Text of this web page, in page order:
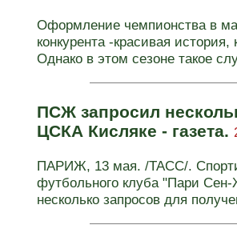
Оформление чемпионства в
конкурента -красивая история,
Однако в этом сезоне такое
ПСЖ запросил
ЦСКА Кисляке - газета.
ПАРИЖ, 13 мая. /ТАСС/.
футбольного клуба "Пари
несколько запросов для